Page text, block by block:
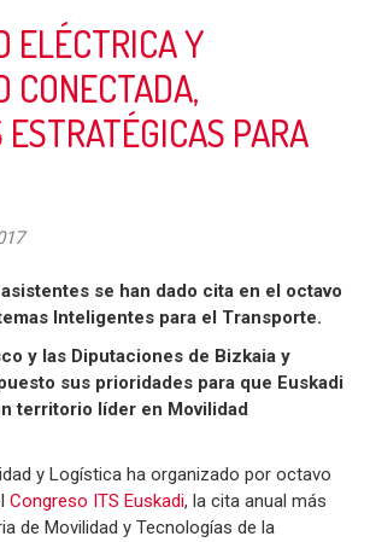
ELÉCTRICA Y
CONECTADA,
PARA
se han dado cita en el octavo
Inteligentes para el Transporte.
y las Diputaciones de Bizkaia y
sus prioridades para que Euskadi
territorio líder en Movilidad
y Logística ha organizado por octavo
Congreso ITS Euskadi, la cita anual más
de Movilidad y Tecnologías de la